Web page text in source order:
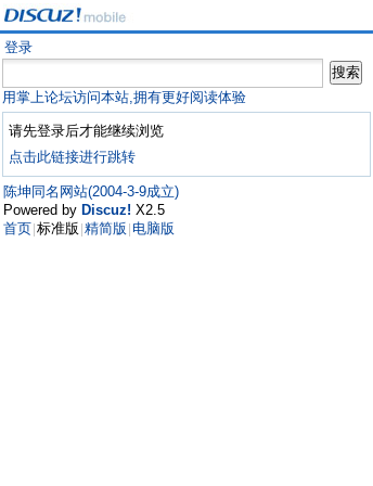
登录
用掌上论坛访问本站,拥有更好阅读体验
请先登录后才能继续浏览
点击此链接进行跳转
陈坤同名网站(2004-3-9成立)
Powered by Discuz! X2.5
首页 标准版 精简版 电脑版